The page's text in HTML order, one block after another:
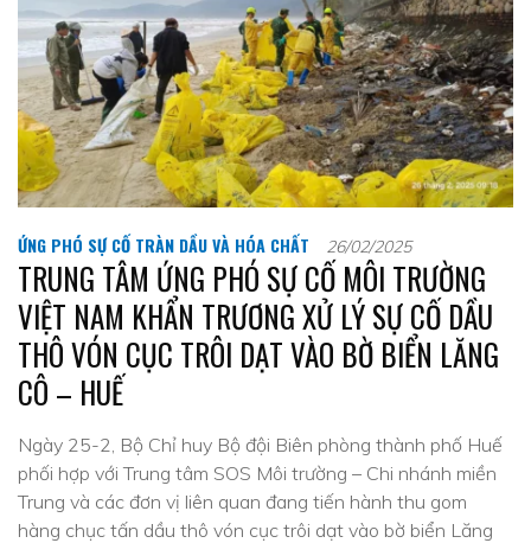
ỨNG PHÓ SỰ CỐ TRÀN DẦU VÀ HÓA CHẤT 26/02/2025
TRUNG TÂM ỨNG PHÓ SỰ CỐ MÔI TRƯỜNG
VIỆT NAM KHẨN TRƯƠNG XỬ LÝ SỰ CỐ DẦU
THÔ VÓN CỤC TRÔI DẠT VÀO BỜ BIỂN LĂNG
CÔ – HUẾ
Ngày 25-2, Bộ Chỉ huy Bộ đội Biên phòng thành phố Huế
phối hợp với Trung tâm SOS Môi trường – Chi nhánh miền
Trung và các đơn vị liên quan đang tiến hành thu gom
hàng chục tấn dầu thô vón cục trôi dạt vào bờ biển Lăng